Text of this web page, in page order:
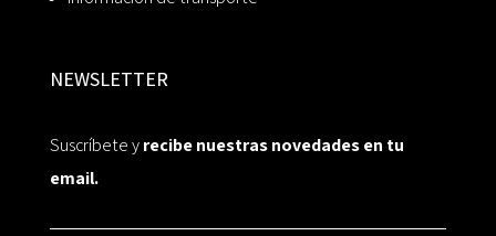
NEWSLETTER
Suscríbete yrecibe nuestras novedades en tu
email.